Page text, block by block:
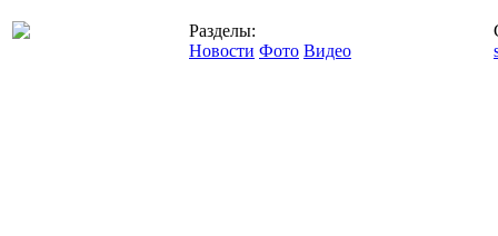
Разделы:
Новости Фото Видео